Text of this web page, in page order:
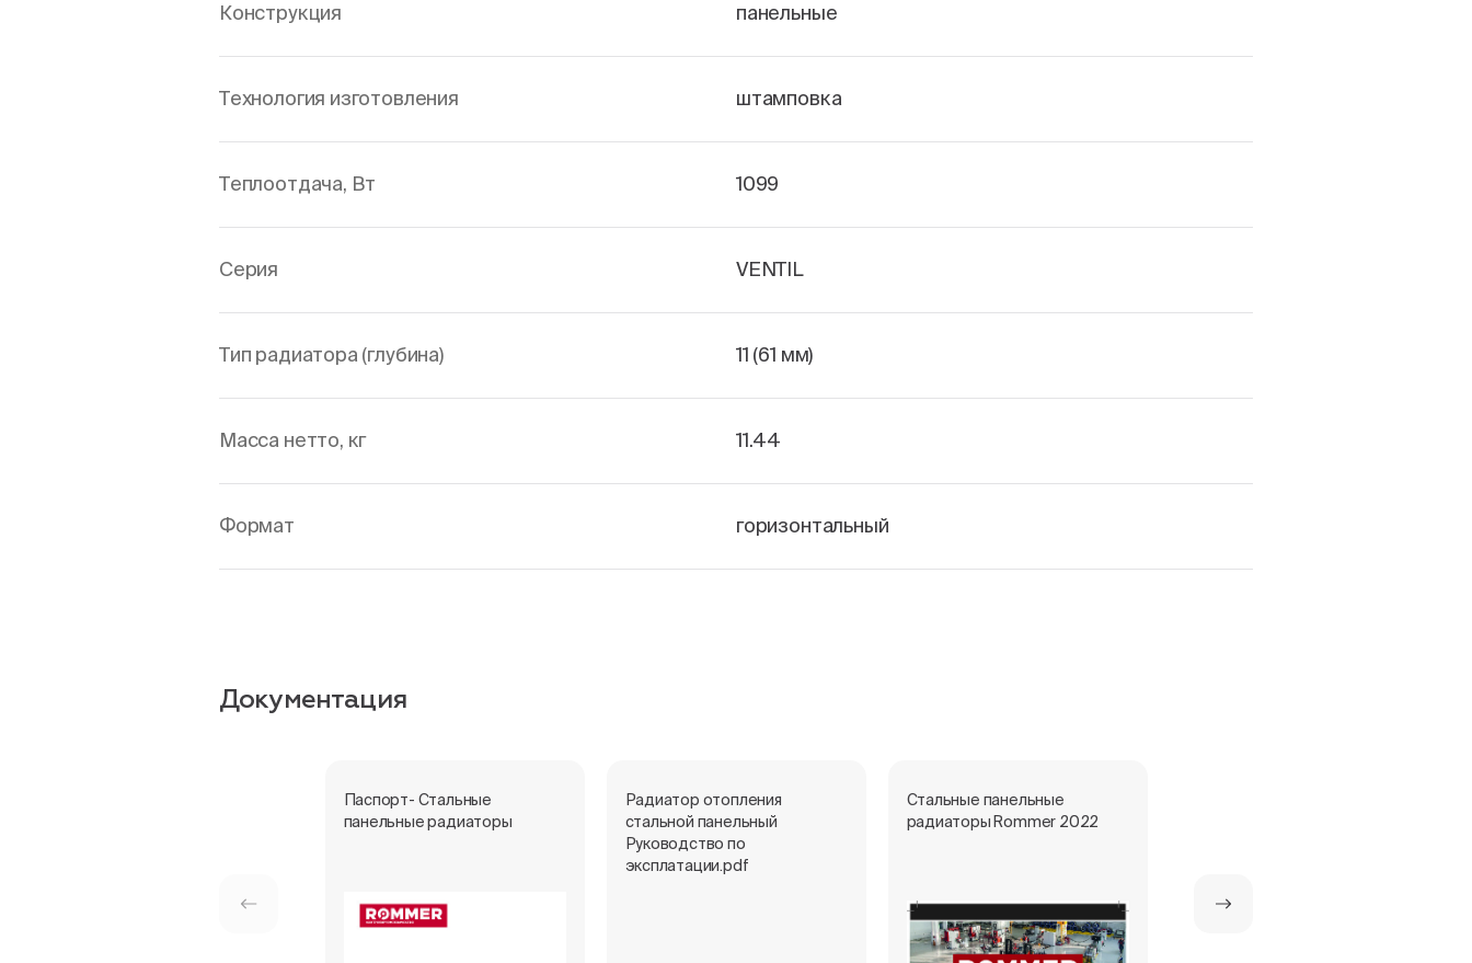
Конструкция панельные
Технология изготовления штамповка
Теплоотдача, Вт 1099
Серия VENTIL
Тип радиатора (глубина) 11 (61 мм)
Масса нетто, кг 11.44
Формат горизонтальный
Документация
Паспорт- Стальные
панельные радиаторы
Радиатор отопления
стальной панельный
Руководство по
эксплатации.pdf
Стальные панельные
радиаторы Rommer 2022